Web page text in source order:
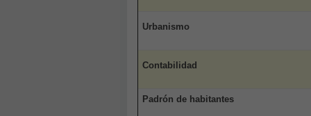
Urbanismo
Contabilidad
Padrón de habitantes